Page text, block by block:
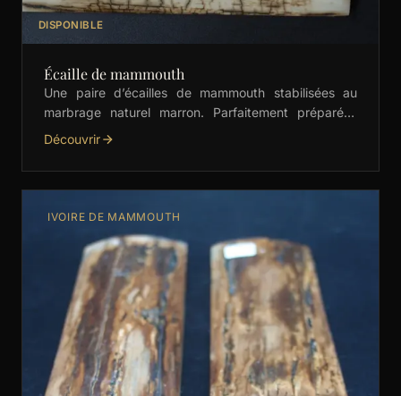
DISPONIBLE
Écaille de mammouth
Une paire d’écailles de mammouth stabilisées au
marbrage naturel marron. Parfaitement préparées
pour la coutellerie, la bijouterie et les créations
Découvrir
IVOIRE DE MAMMOUTH